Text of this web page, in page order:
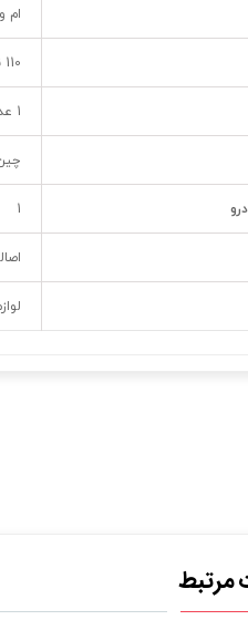
ام
110 نیو (S)
1 عدد
1
مرتبط